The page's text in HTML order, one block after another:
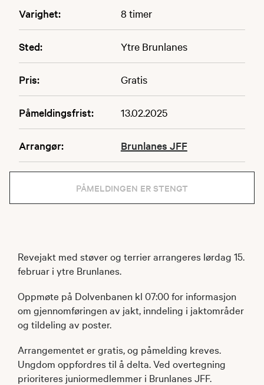
Varighet: 8 timer
Sted: Ytre Brunlanes
Pris: Gratis
Påmeldingsfrist: 13.02.2025
Arrangør: Brunlanes JFF
PÅMELDINGEN ER STENGT
Revejakt med støver og terrier arrangeres lørdag 15.
februar i ytre Brunlanes.
Oppmøte på Dolvenbanen kl 07:00 for informasjon
om gjennomføringen av jakt, inndeling i jaktområder
og tildeling av poster.
Arrangementet er gratis, og påmelding kreves.
Ungdom oppfordres til å delta. Ved overtegning
prioriteres juniormedlemmer i Brunlanes JFF.